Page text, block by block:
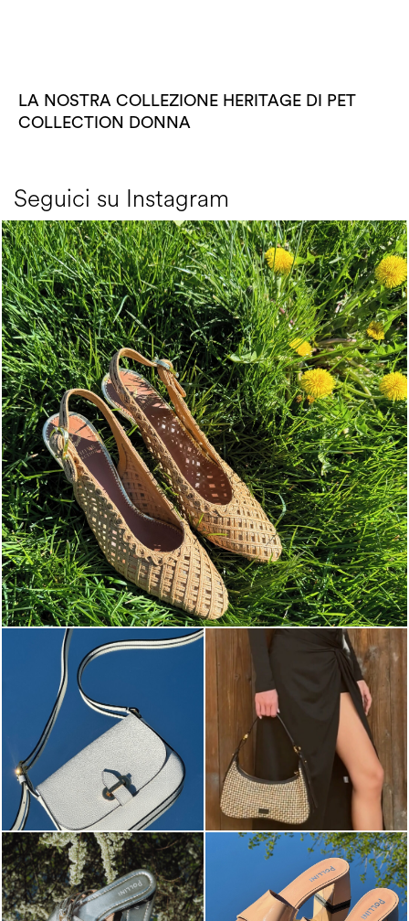
LA NOSTRA COLLEZIONE HERITAGE DI PET
COLLECTION DONNA
Seguici su Instagram
Choose between chunky silhouettes with intriguing we...